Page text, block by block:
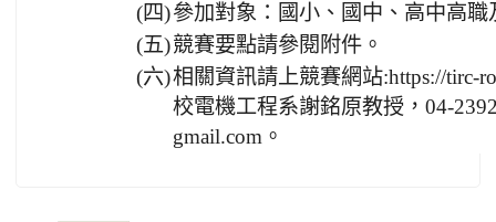
(四)參加對象：國小、國中、高中高
(五)競賽要點請參閱附件。
(六)相關資訊請上競賽網站:https://tirc-
校電機工程系謝銘原教授，04-
gmail.com。